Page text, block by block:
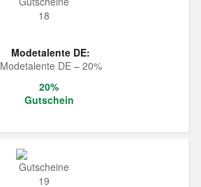
Modetalente DE:
Modetalente DE – 20%
20%
Gutschein